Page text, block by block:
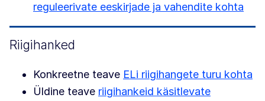
reguleerivate eeskirjade ja vahendite kohta
Riigihanked
Konkreetne teave ELi riigihangete turu kohta
Üldine teave riigihankeid käsitlevate